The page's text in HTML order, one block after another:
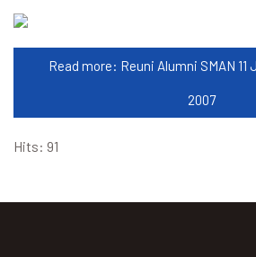
Read more: Reuni Alumni SMAN
2007
Hits: 91